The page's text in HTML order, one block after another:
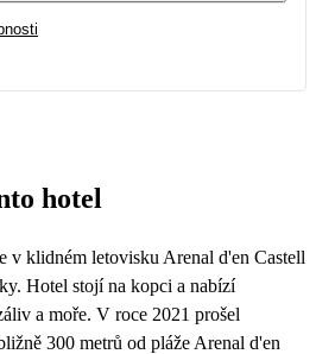
14
21 22 23 24 25
hotel
v klidném letovisku Arenal d'en Castell
Hotel stojí na kopci a nabízí
a moře. V roce 2021 prošel
300 metrů od pláže Arenal d'en